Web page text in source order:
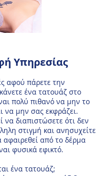
Υπηρεσίας
αφού πάρετε την
ένα τατουάζ στο
πολύ πιθανό να μην το
να μην σας εκφράζει.
να διαπιστώσετε ότι δεν
στιγμή και ανησυχείτε
αφαιρεθεί από το δέρμα
φυσικά εφικτό.
ένα τατουάζ;